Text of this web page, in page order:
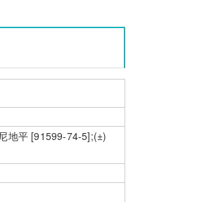
地平 [91599-74-5];(±)